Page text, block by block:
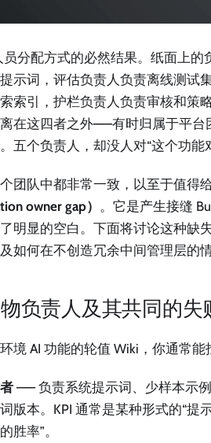
员分配方式的必然结果。纸面上的
示词，评估负责人负责离线测试
索引，护栏负责人负责审核和策
在这四者之外——有时归属于平
五个负责人，却没人对“这个功能
团队中都非常一致，以至于值得
owner gap） 。它是产生接缝
明显的空白。下面将讨论这种缺
如何在不创造冗余中间管理层的
负责人及其共同的失
境 AI 功能的轮值 Wiki，你通常能
—— 负责系统提示词、少样本示
版本。KPI 通常是某种形式的“提
胜率”。